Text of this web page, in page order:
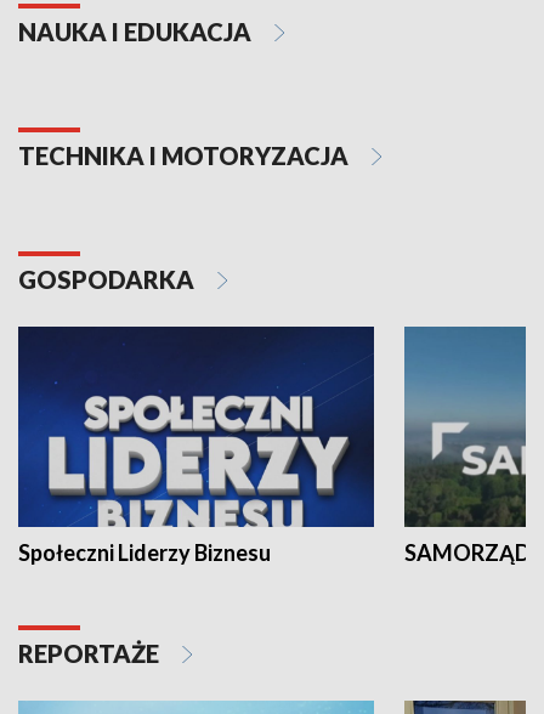
NAUKA I EDUKACJA
TECHNIKA I MOTORYZACJA
GOSPODARKA
Społeczni Liderzy Biznesu SAMORZĄD
REPORTAŻE